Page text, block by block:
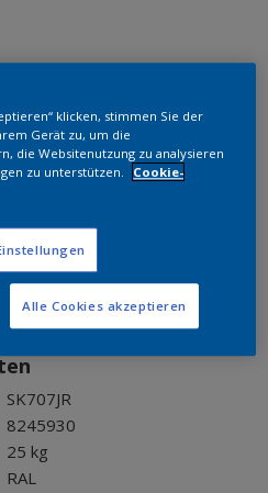
SK707JR
8245930
25 kg
RAL
klicken, stimmen Sie der
Gerät zu, um die
die Websitenutzung zu analysieren
zu unterstützen.
Cookie-
Alle Cookies akzeptieren